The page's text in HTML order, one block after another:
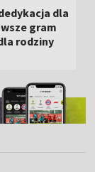
dla
gram
rodziny